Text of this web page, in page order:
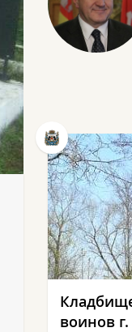
воинов г.